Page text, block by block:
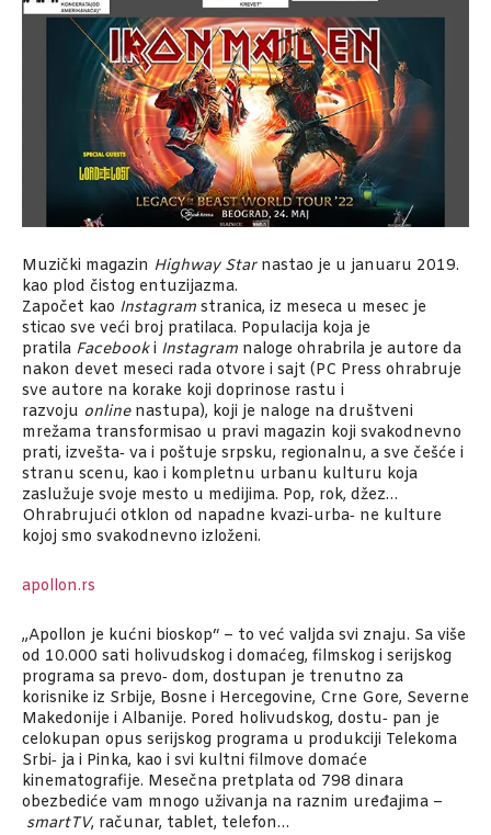
Muzički magazin Highway Star nastao je u januaru 2019.
kao plod čistog entuzijazma.
Započet kao Instagram stranica, iz meseca u mesec je
sticao sve veći broj pratilaca. Populacija koja je
pratila Facebooki Instagram naloge ohrabrila je autore da
nakon devet meseci rada otvore i sajt (PC Press ohrabruje
sve autore na korake koji doprinose rastu i
razvoju online nastupa), koji je naloge na društveni
mrežama transformisao u pravi magazin koji svakodnevno
prati, izvešta‑ va i poštuje srpsku, regionalnu, a sve češće i
stranu scenu, kao i kompletnu urbanu kulturu koja
zaslužuje svoje mesto u medijima. Pop, rok, džez…
Ohrabrujući otklon od napadne kvazi‑urba‑ ne kulture
kojoj smo svakodnevno izloženi.
apollon.rs
„Apollon je kućni bioskop“ – to već valjda svi znaju. Sa više
od 10.000 sati holivudskog i domaćeg, filmskog i serijskog
programa sa prevo‑ dom, dostupan je trenutno za
korisnike iz Srbije, Bosne i Hercegovine, Crne Gore, Severne
Makedonije i Albanije. Pored holivudskog, dostu‑ pan je
celokupan opus serijskog programa u produkciji Telekoma
Srbi‑ ja i Pinka, kao i svi kultni filmove domaće
kinematografije. Mesečna pretplata od 798 dinara
obezbediće vam mnogo uživanja na raznim uređajima –
smartTV, računar, tablet, telefon…